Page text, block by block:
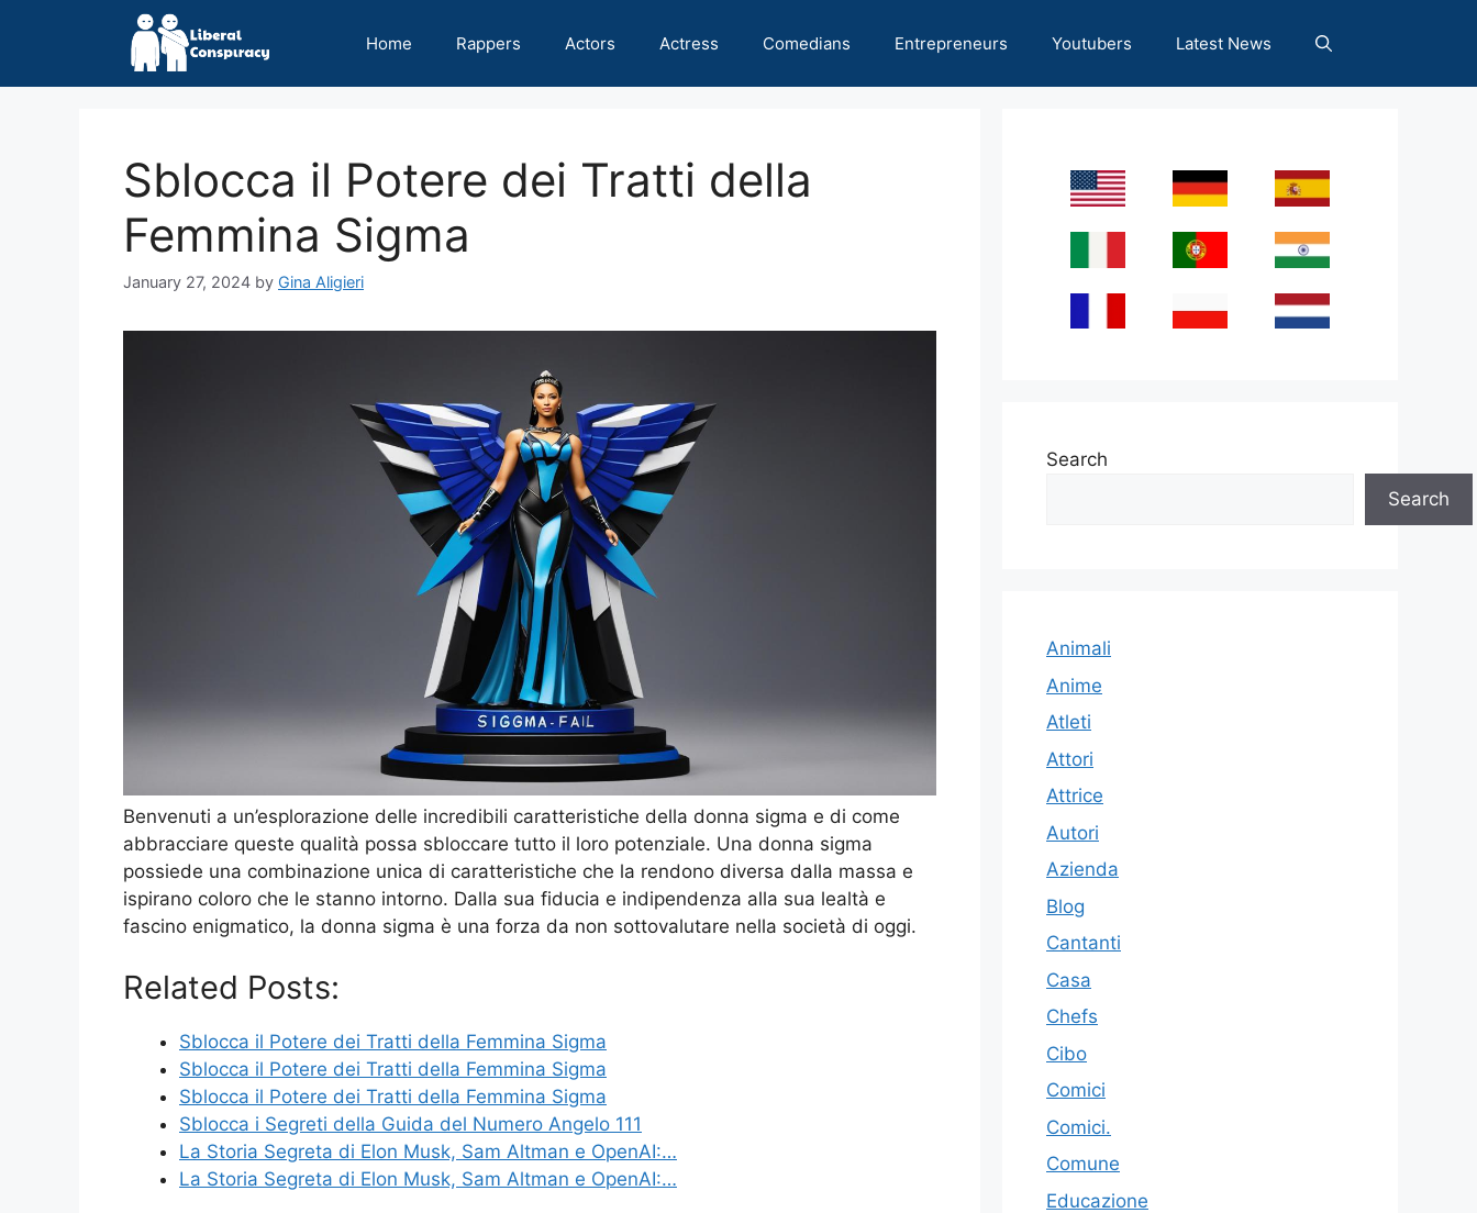
Home Rappers Actors Actress Comedians Entrepreneurs Youtubers Latest News
Sblocca il Potere dei Tratti della
Femmina Sigma
January 27, 2024 by Gina Aligieri
Benvenuti a un’esplorazione delle incredibili caratteristiche della donna sigma e di come
abbracciare queste qualità possa sbloccare tutto il loro potenziale. Una donna sigma
possiede una combinazione unica di caratteristiche che la rendono diversa dalla massa e
ispirano coloro che le stanno intorno. Dalla sua fiducia e indipendenza alla sua lealtà e
fascino enigmatico, la donna sigma è una forza da non sottovalutare nella società di oggi.
Related Posts:
Sblocca il Potere dei Tratti della Femmina Sigma
Sblocca il Potere dei Tratti della Femmina Sigma
Sblocca il Potere dei Tratti della Femmina Sigma
Sblocca i Segreti della Guida del Numero Angelo 111
La Storia Segreta di Elon Musk, Sam Altman e OpenAI:…
La Storia Segreta di Elon Musk, Sam Altman e OpenAI:…
Search
Search
Animali
Anime
Atleti
Attori
Attrice
Autori
Azienda
Blog
Cantanti
Casa
Chefs
Cibo
Comici
Comici.
Comune
Educazione